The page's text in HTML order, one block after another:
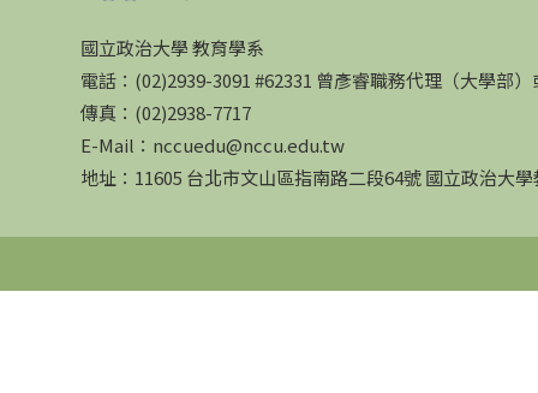
國立政治大學 教育學系
電話：(02)2939-3091 #62331 曾彥睿職務代理（大學部
傳真：(02)2938-7717
E-Mail：nccuedu@nccu.edu.tw
地址：11605 台北市文山區指南路二段64號 國立政治大